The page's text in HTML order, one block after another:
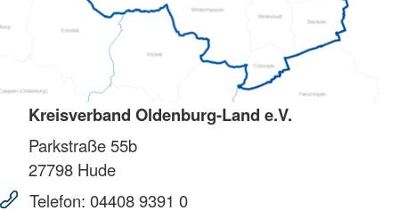
Kreisverband Oldenburg-Land e.V.
Parkstraße 55b
27798 Hude
Telefon: 04408 9391 0